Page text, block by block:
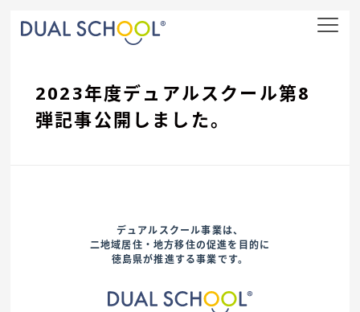
nav
2023年度デュアルスクール第8
弾記事公開しました。
デュアルスクール事業は、
二地域居住・地方移住の促進を目的に
徳島県が推進する事業です。